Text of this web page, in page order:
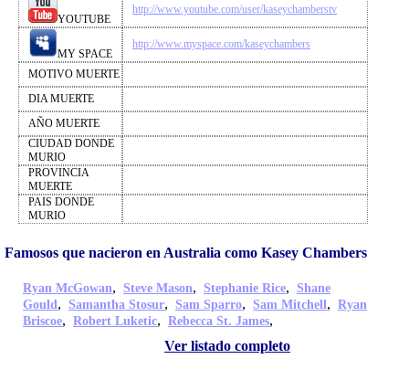
YOUTUBE
http://www.youtube.com/user/kaseychamberstv
MY SPACE
http://www.myspace.com/kaseychambers
MOTIVO MUERTE
DIA MUERTE
AÑO MUERTE
CIUDAD DONDE
MURIO
PROVINCIA
MUERTE
PAIS DONDE
MURIO
Famosos que nacieron en Australia como Kasey Chambers
Ryan McGowan, Steve Mason, Stephanie Rice, Shane
Gould, Samantha Stosur, Sam Sparro, Sam Mitchell, Ryan
Briscoe, Robert Luketic, Rebecca St. James,
Ver listado completo